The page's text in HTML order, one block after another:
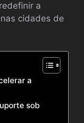
a
cidades de
a
sob